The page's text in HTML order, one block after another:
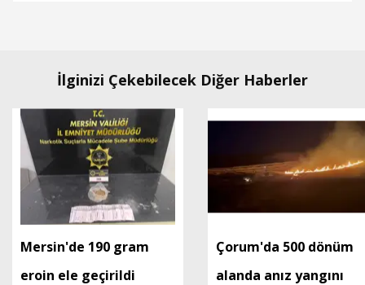
İlginizi Çekebilecek Diğer Haberler
Mersin'de 190 gram
eroin ele geçirildi
Çorum'da 500 dönüm
alanda anız yangını